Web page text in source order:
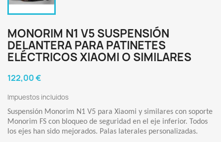
MONORIM N1 V5 SUSPENSIÓN
DELANTERA PARA PATINETES
ELÉCTRICOS XIAOMI O SIMILARES
122,00 €
Impuestos incluidos
Suspensión Monorim N1 V5 para Xiaomi y similares con soporte
Monorim FS con bloqueo de seguridad en el eje inferior. Todos
los ejes han sido mejorados. Palas laterales personalizadas.